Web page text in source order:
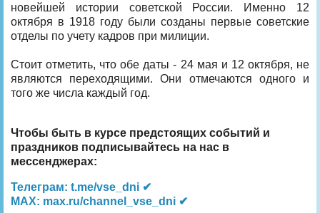
новейшей истории советской России. Именно 12
октября в 1918 году были созданы первые советские
отделы по учету кадров при милиции.
Стоит отметить, что обе даты - 24 мая и 12 октября, не
являются переходящими. Они отмечаются одного и
того же числа каждый год.
Чтобы быть в курсе предстоящих событий и
праздников подписывайтесь на нас в
мессенджерах:
Телеграм: t.me/vse_dni ✔
MAX: max.ru/channel_vse_dni ✔